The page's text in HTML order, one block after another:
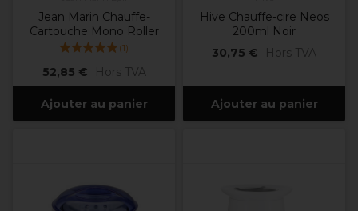
Jean Marin Chauffe-
Cartouche Mono Roller
(1)
52,85 € Hors TVA
Ajouter au panier
Hive Chauffe-cire Neos
200ml Noir
30,75 €
Hors TVA
Ajouter au panier